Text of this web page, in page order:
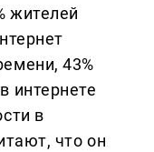
жителей
43%
интернете
в
что он